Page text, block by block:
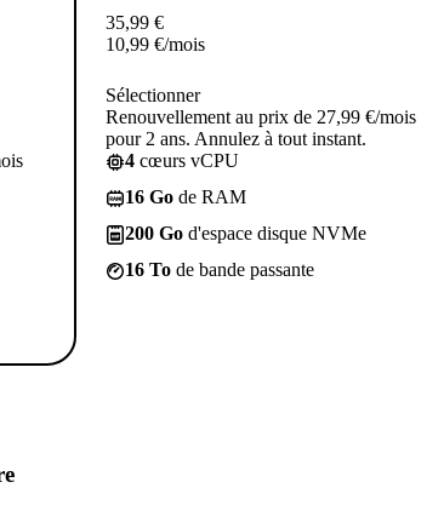
35,99 €
10,99 €/mois
Sélectionner
Renouvellement au prix de 27,99 €/mois
pour 2 ans. Annulez à tout instant.
4 cœurs vCPU
16 Go de RAM
200 Go d'espace disque NVMe
16 To de bande passante